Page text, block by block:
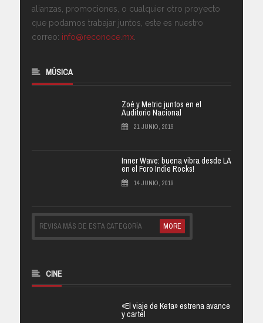
alianzas, promociones, o cualquier otro proyecto
que podamos trabajar juntos, este es nuestro
correo: info@reconoce.mx
MÚSICA
Zoé y Metric juntos en el
Auditorio Nacional
21 JUNIO, 2019
Inner Wave: buena vibra desde LA
en el Foro Indie Rocks!
14 JUNIO, 2019
REVISA MÁS DE ESTA CATEGORÍA MORE
CINE
«El viaje de Keta» estrena avance
y cartel